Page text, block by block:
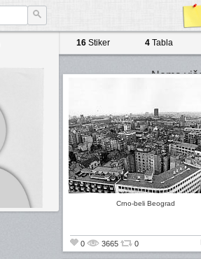
16 Stiker 4 Tabla
Crno-beli Beograd
0 3665 0
Nema